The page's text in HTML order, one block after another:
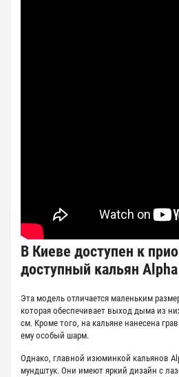
В Киеве доступен к
доступный кальян
Эта модель отличается маленьким
которая обеспечивает выход дыма из
см. Кроме того, на кальяне нанесена
ему особый шарм.
Однако, главной изюминкой кальянов
мундштук. Они имеют яркий дизайн с